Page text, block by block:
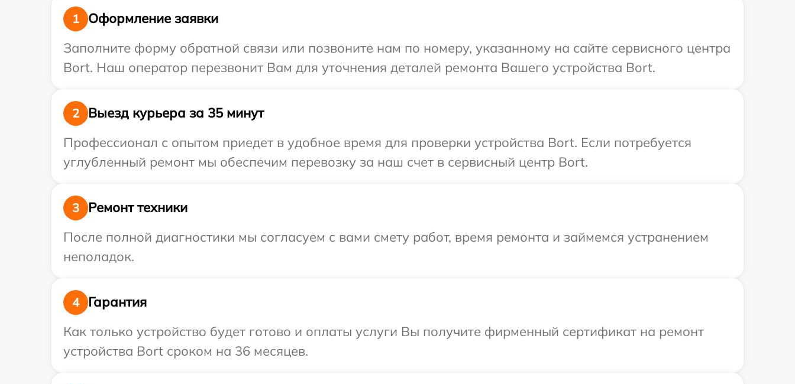
1
Оформление заявки
Заполните форму обратной связи или позвоните нам по номеру, указанному на сайте сервисного центра
Bort. Наш оператор перезвонит Вам для уточнения деталей ремонта Вашего устройства Bort.
2
Выезд курьера за 35 минут
Профессионал с опытом приедет в удобное время для проверки устройства Bort. Если потребуется
углубленный ремонт мы обеспечим перевозку за наш счет в сервисный центр Bort.
3
Ремонт техники
После полной диагностики мы согласуем с вами смету работ, время ремонта и займемся устранением
неполадок.
4
Гарантия
Как только устройство будет готово и оплаты услуги Вы получите фирменный сертификат на ремонт
устройства Bort сроком на 36 месяцев.